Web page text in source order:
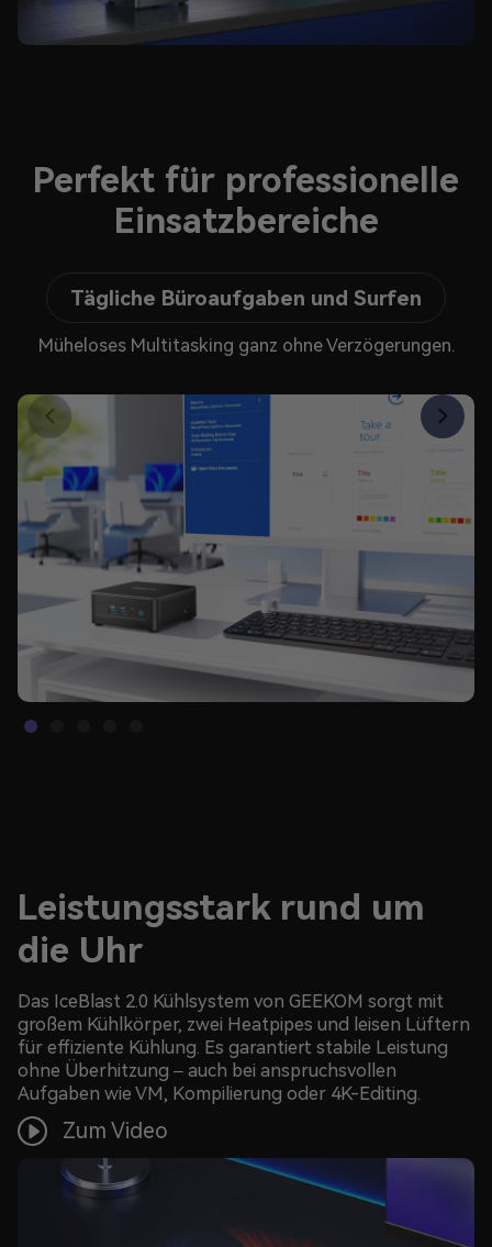
Perfekt für professionelle
Einsatzbereiche
Tägliche Büroaufgaben und Surfen
Müheloses Multitasking ganz ohne Verzögerungen.
Leistungsstark rund um
die Uhr
Das IceBlast 2.0 Kühlsystem von GEEKOM sorgt mit
großem Kühlkörper, zwei Heatpipes und leisen Lüftern
für effiziente Kühlung. Es garantiert stabile Leistung
ohne Überhitzung – auch bei anspruchsvollen
Aufgaben wie VM, Kompilierung oder 4K-Editing.
Zum Video